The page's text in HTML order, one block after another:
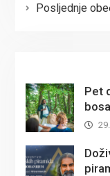
Posljednje
Pet